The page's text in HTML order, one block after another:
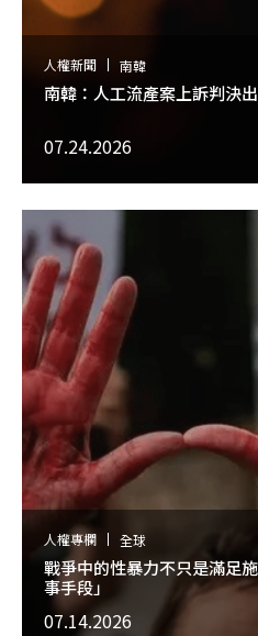
人權新聞 南韓
南韓：人工流產案上訴判決
07.24.2026
人權專欄 全球
戰爭中的性暴力不只是滿足
事手段」
07.14.2026